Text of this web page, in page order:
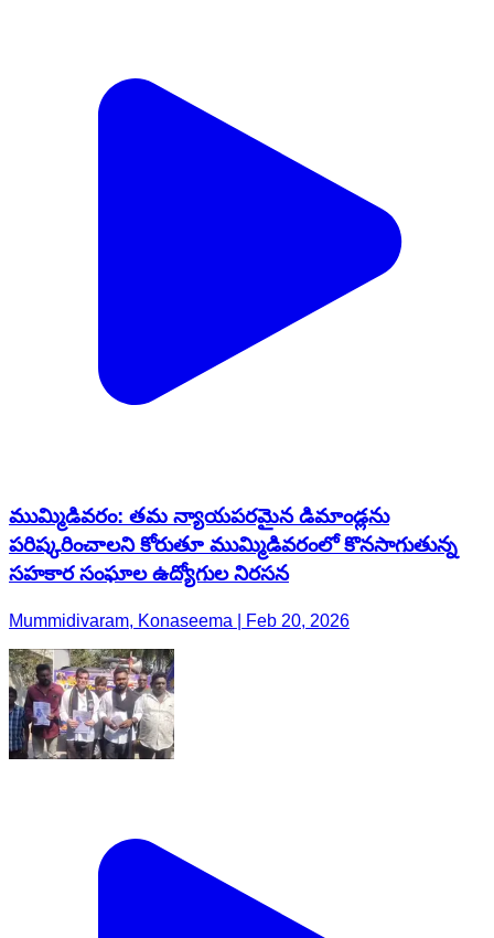
ముమ్మిడివరం: తమ న్యాయపరమైన డిమాండ్లను
పరిష్కరించాలని కోరుతూ ముమ్మిడివరంలో కొనసాగుతున్న
సహకార సంఘాల ఉద్యోగుల నిరసన
Mummidivaram, Konaseema | Feb 20, 2026